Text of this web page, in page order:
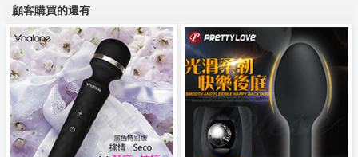
顧客購買的還有